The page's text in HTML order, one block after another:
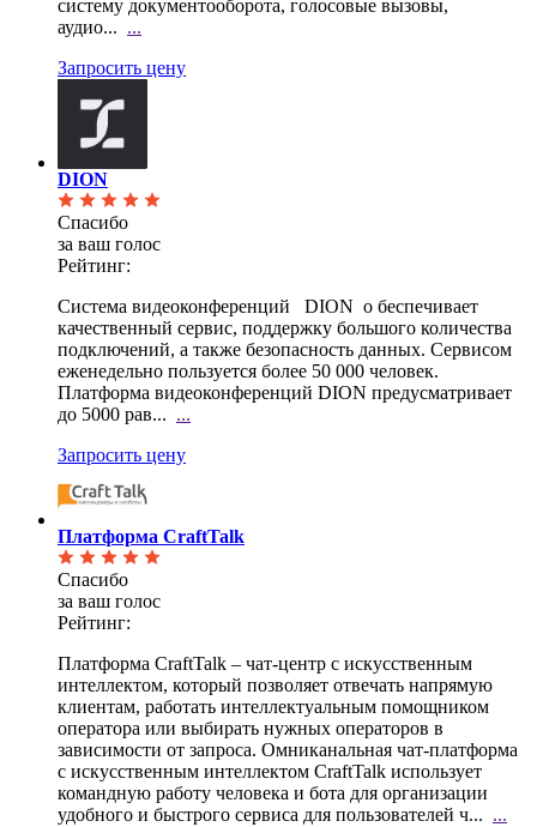
систему документооборота, голосовые вызовы,
аудио... ...
Запросить цену
DION
Спасибо
за ваш голос
Рейтинг:
Система видеоконференций DION о беспечивает
качественный сервис, поддержку большого количества
подключений, а также безопасность данных. Сервисом
еженедельно пользуется более 50 000 человек.
Платформа видеоконференций DION предусматривает
до 5000 рав... ...
Запросить цену
Платформа CraftTalk
Спасибо
за ваш голос
Рейтинг:
Платформа CraftTalk – чат-центр с искусственным
интеллектом, который позволяет отвечать напрямую
клиентам, работать интеллектуальным помощником
оператора или выбирать нужных операторов в
зависимости от запроса. Омниканальная чат-платформа
с искусственным интеллектом CraftTalk использует
командную работу человека и бота для организации
удобного и быстрого сервиса для пользователей ч... ...